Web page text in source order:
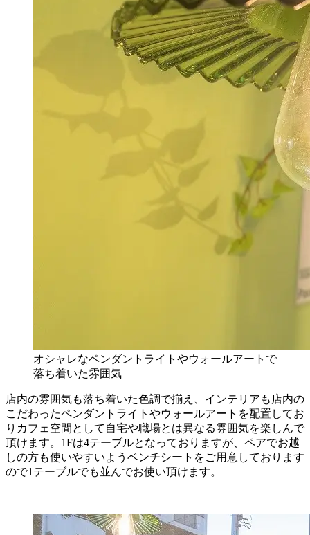
オシャレなペンダントライトやウォールアートで
落ち着いた雰囲気
店内の雰囲気も落ち着いた色調で揃え、インテリアも店内の
こだわったペンダントライトやウォールアートを配置してお
りカフェ空間として自宅や職場とは異なる雰囲気を楽しんで
頂けます。1Fは4テーブルとなっておりますが、ペアでお越
しの方も使いやすいようベンチシートをご用意しております
ので1テーブルでも並んでお使い頂けます。